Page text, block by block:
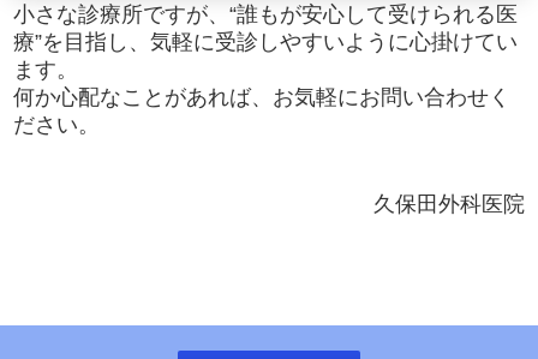
小さな診療所ですが、“誰もが安心して受けられる医
療”を目指し、気軽に受診しやすいように心掛けてい
ます。
何か心配なことがあれば、お気軽にお問い合わせく
ださい。
久保田外科医院